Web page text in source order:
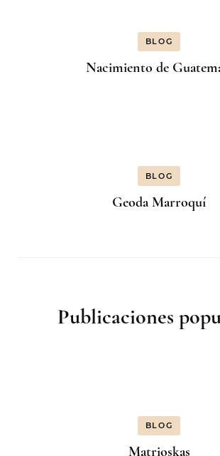
BLOG
Nacimiento de
BLOG
Geoda Marroquí
Publicaciones
BLOG
Matrioskas